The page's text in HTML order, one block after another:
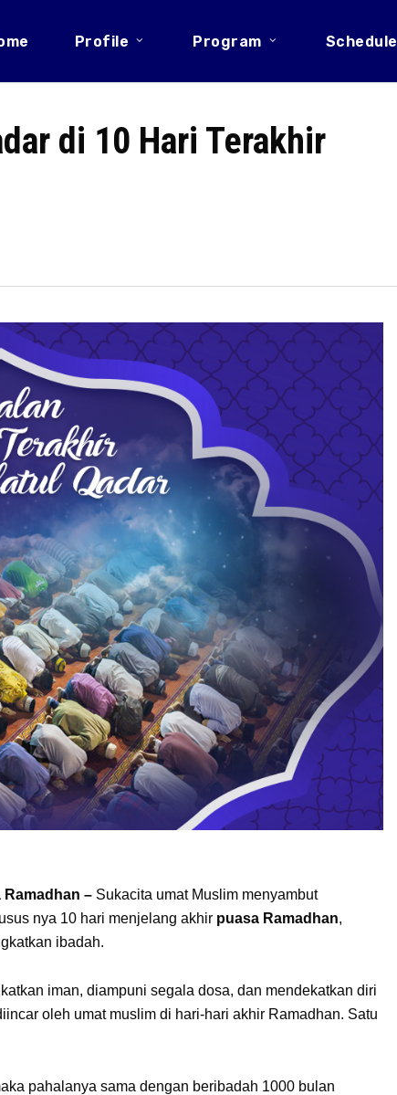
Profile Program Schedule
di 10 Hari Terakhir
Ramadhan – Sukacita umat Muslim menyambut
nya 10 hari menjelang akhir puasa Ramadhan,
ibadah.
iman, diampuni segala dosa, dan mendekatkan diri
oleh umat muslim di hari-hari akhir Ramadhan. Satu
pahalanya sama dengan beribadah 1000 bulan